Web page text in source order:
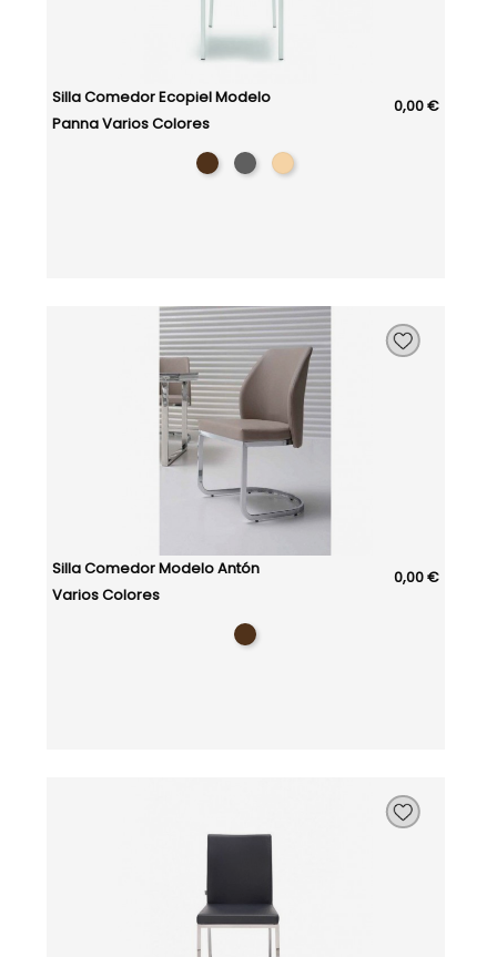
Silla Comedor Ecopiel Modelo
Panna Varios Colores
0,00 €
Silla Comedor Modelo Antón
Varios Colores
0,00 €